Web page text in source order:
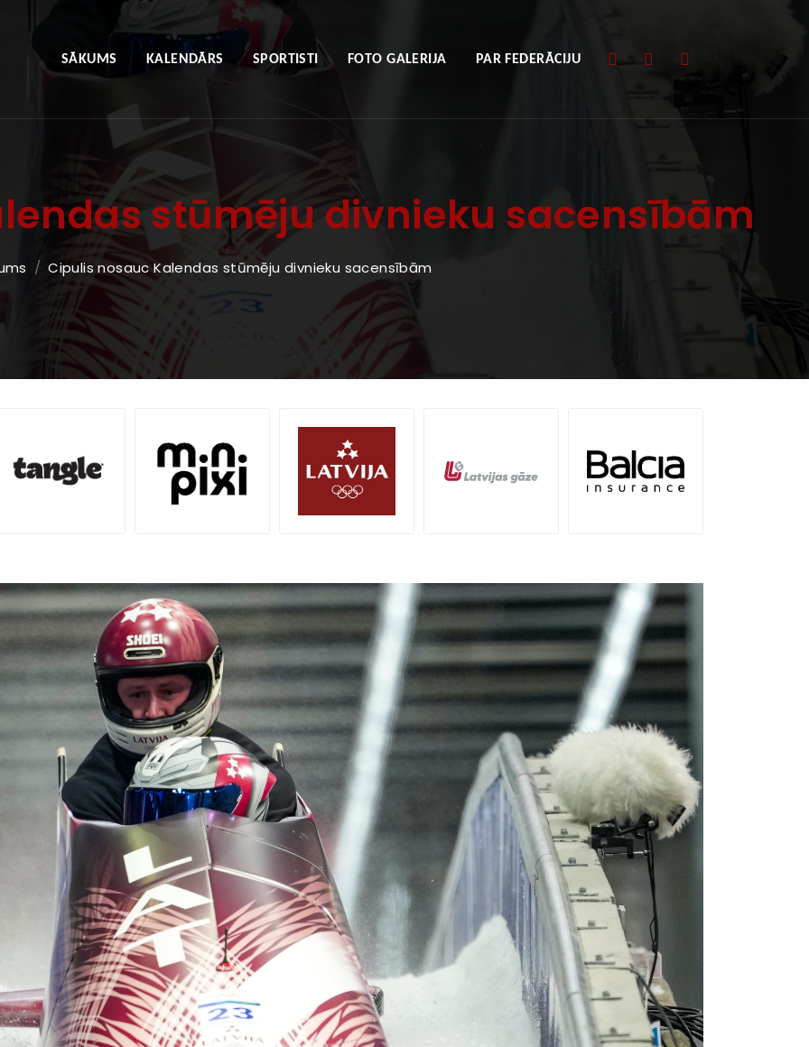
SĀKUMS KALENDĀRS SPORTISTI FOTO GALERIJA PAR FEDERĀCIJU
stūmēju divnieku sacensībām
Cipulis nosauc Kalendas stūmēju divnieku sacensībām